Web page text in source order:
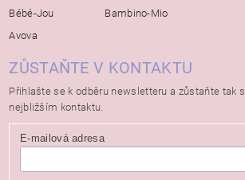
Bébé-Jou
Avova
Bambino-Mio
ZŮSTAŇTE V KONTAKTU
Přihlašte se k odběru newsletteru a zůstaňte tak
nejbližším kontaktu.
E-mailová adresa